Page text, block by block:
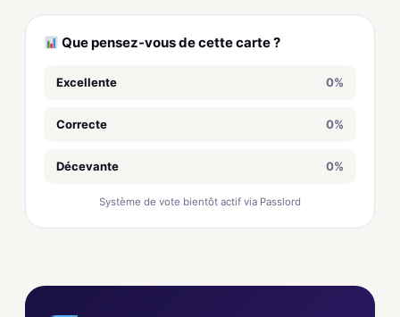
Que pensez-vous de cette carte ?
Excellente 0%
Correcte 0%
Décevante 0%
Système de vote bientôt actif via Passlord